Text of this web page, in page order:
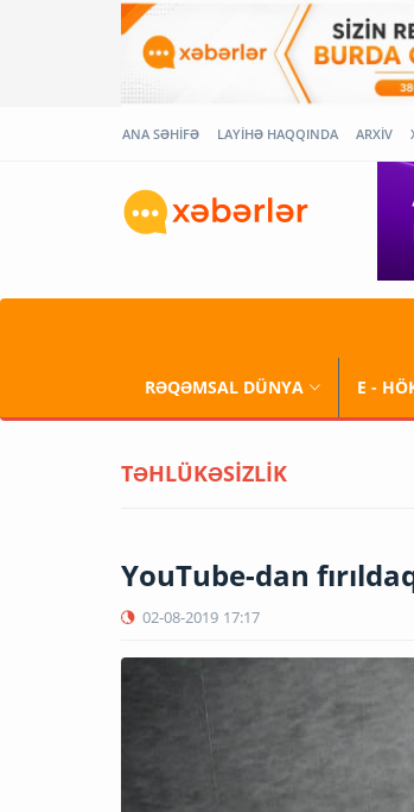
ANA SƏHİFƏ LAYİHƏ HAQQINDA ARXİV
RƏQƏMSAL DÜNYA E -
TƏHLÜKƏSİZLİK
YouTube-dan
02-08-2019 17:17